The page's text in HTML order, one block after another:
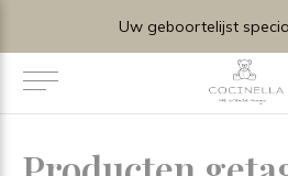
Uw geboortelijst